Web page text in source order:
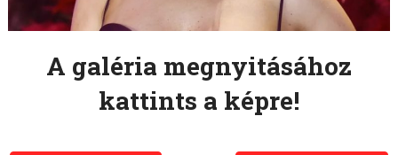
A galéria megnyitásához
kattints a képre!